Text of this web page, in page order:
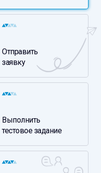
Отправить
заявку
Выполнить
тестовое задание